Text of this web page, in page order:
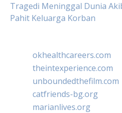
Tragedi Meninggal Dunia
Pahit Keluarga Korban
okhealthcareers.com
theintexperience.com
unboundedthefilm.com
catfriends-bg.org
marianlives.org